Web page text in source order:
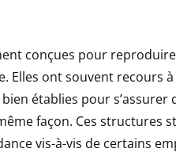
conçues pour
Elles ont souvent recours
établies pour s’assurer
façon. Ces structures
vis-à-vis de certains